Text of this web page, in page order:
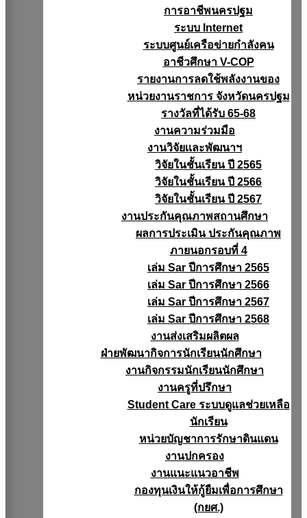
การอาชีพนครปฐม
ระบบ Internet
ระบบศูนย์เครือข่ายกำลังคน
อาชีวศึกษา V-COP
รายงานการลดใช้พลังงานของ
หน่วยงานราชการ จังหวัดนครปฐม
รางวัลที่ได้รับ 65-68
งานความร่วมมือ
งานวิจัยเเละพัฒนาฯ
วิจัยในชั้นเรียน ปี 2565
วิจัยในชั้นเรียน ปี 2566
วิจัยในชั้นเรียน ปี 2567
งานประกันคุณภาพสถานศึกษา
ผลการประเมิน ประกันคุณภาพ
ภายนอกรอบที่ 4
เล่ม Sar ปีการศึกษา 2565
เล่ม Sar ปีการศึกษา 2566
เล่ม Sar ปีการศึกษา 2567
เล่ม Sar ปีการศึกษา 2568
งานส่งเสริมผลิตผล
ฝ่ายพัฒนากิจการนักเรียนนักศึกษา
งานกิจกรรมนักเรียนนักศึกษา
งานครูที่ปรึกษา
Student Care ระบบดูแลช่วยเหลือ
นักเรียน
หน่วยบัญชาการรักษาดินแดน
งานปกครอง
งานแนะแนวอาชีพ
กองทุนเงินให้กู้ยืมเพื่อการศึกษา
(กยศ.)